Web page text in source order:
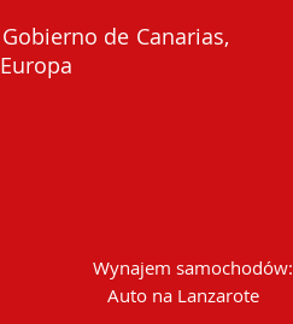
de Canarias,
Wynajem samochodów:
Auto na Lanzarote